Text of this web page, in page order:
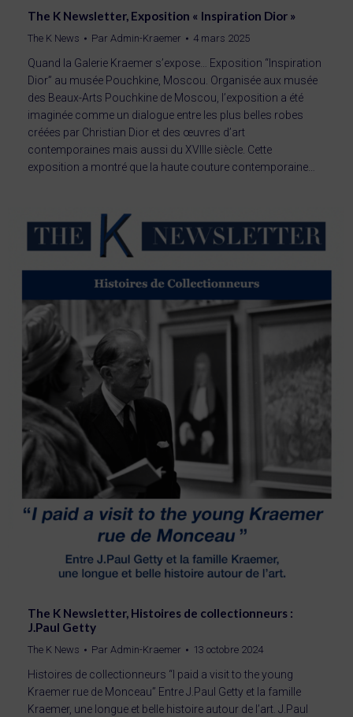
The K Newsletter, Exposition « Inspiration Dior »
The K News Par Admin-Kraemer 4 mars 2025
Quand la Galerie Kraemer s’expose… Exposition “Inspiration
Dior” au musée Pouchkine, Moscou. Organisée aux musée
des Beaux-Arts Pouchkine de Moscou, l’exposition a été
imaginée comme un dialogue entre les plus belles robes
créées par Christian Dior et des œuvres d’art
contemporaines mais aussi du XVIIIe siècle. Cette
exposition a montré que la haute couture contemporaine…
The K Newsletter, Histoires de collectionneurs :
J.Paul Getty
The K News Par Admin-Kraemer 13 octobre 2024
Histoires de collectionneurs “I paid a visit to the young
Kraemer rue de Monceau” Entre J.Paul Getty et la famille
Kraemer, une longue et belle histoire autour de l’art. J.Paul